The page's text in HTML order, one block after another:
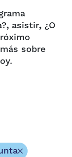
, asistir, ¿O
sobre